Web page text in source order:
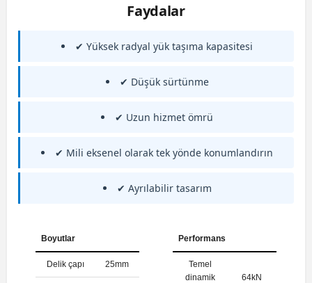
Faydalar
✔ Yüksek radyal yük taşıma kapasitesi
✔ Düşük sürtünme
✔ Uzun hizmet ömrü
✔ Mili eksenel olarak tek yönde konumlandırın
✔ Ayrılabilir tasarım
Boyutlar
Delik çapı 25mm
Performans
Temel
dinamik
64kN